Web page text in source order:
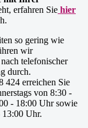
erfahren Sie hier
so gering wie
wir
telefonischer
durch.
424 erreichen Sie
von 8:30 -
- 18:00 Uhr sowie
13:00 Uhr.